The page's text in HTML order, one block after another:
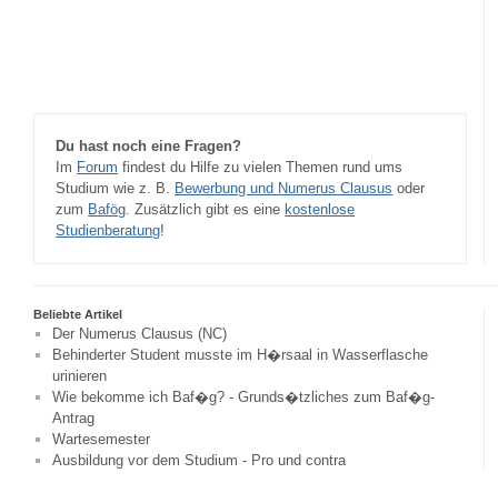
Du hast noch eine Fragen?
Im Forum findest du Hilfe zu vielen Themen rund ums
Studium wie z. B. Bewerbung und Numerus Clausus oder
zum Bafög. Zusätzlich gibt es eine kostenlose
Studienberatung!
Beliebte Artikel
Der Numerus Clausus (NC)
Behinderter Student musste im H�rsaal in Wasserflasche
urinieren
Wie bekomme ich Baf�g? - Grunds�tzliches zum Baf�g-
Antrag
Wartesemester
Ausbildung vor dem Studium - Pro und contra